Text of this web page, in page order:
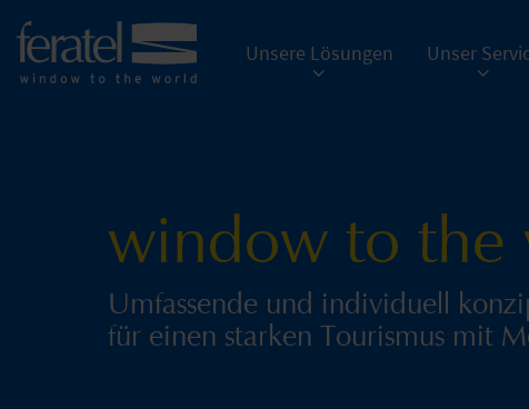
Unsere Lösungen Unser
window to the
Umfassende und individuell
für einen starken Tourismus mit